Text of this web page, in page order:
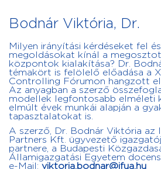
Bodnár Viktória, Dr.
Milyen irányítási kérdéseket fel
megoldásokat kínál a
központok kialakítása? Dr.
témakört is felölelő előadása a
Controlling Fórumon hangzott
Az anyagban a szerző
modellek legfontosabb elméleti
elmúlt évek munkái alapján a
tapasztalatokat is.
A szerző, Dr. Bodnár Viktória az
Partners Kft. ügyvezető
partnere, a Budapesti
Államigazgatási Egyetem
e-Mail: viktoria.bodnar@ifua.hu